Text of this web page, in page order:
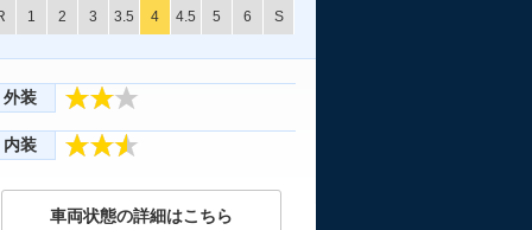
1 2 3 3.5 4 4.5 5 6 S
外装
内装
車両状態の詳細はこちら